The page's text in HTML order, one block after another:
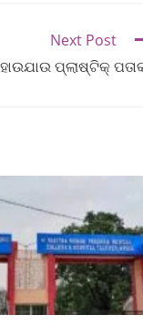
Next Post
ପ୍ଲାଷ୍ଟିକ୍‌